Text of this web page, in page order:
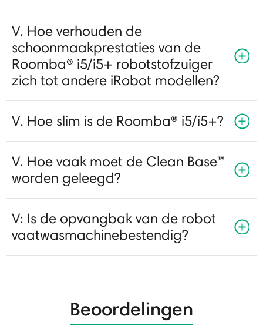
V. Hoe verhouden de
schoonmaakprestaties van de
Roomba® i5/i5+ robotstofzuiger
zich tot andere iRobot modellen?
V. Hoe slim is de Roomba® i5/i5+?
V. Hoe vaak moet de Clean Base™
worden geleegd?
V: Is de opvangbak van de robot
vaatwasmachinebestendig?
Beoordelingen